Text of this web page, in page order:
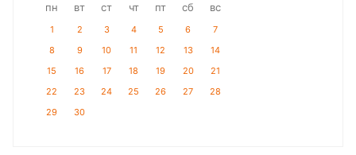
пн
вт ст чт пт сб вс
1 2 3 4 5 6
7
8
9 10 11 12 13
14
15
16 17 18 19 20
21
22
23 24 25 26 27
28
29
30